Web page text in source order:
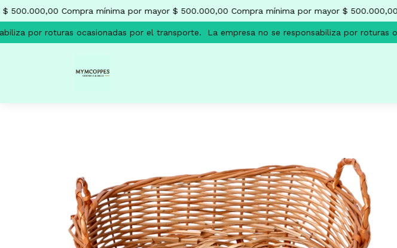
500.000,00 Compra mínima por mayor $ 500.000,00 Compra mínima por mayor $ 500.000,00
por roturas ocasionadas por el transporte. La empresa no se responsabiliza por roturas